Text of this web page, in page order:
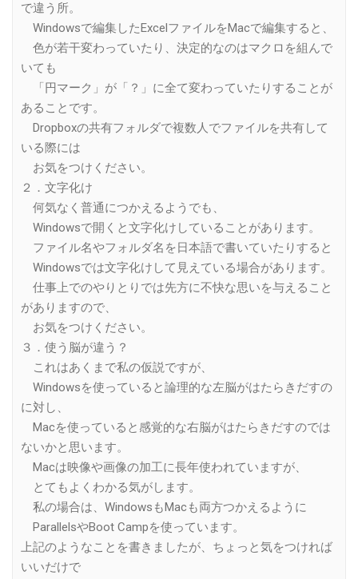
で違う所。
Windowsで編集したExcelファイルをMacで編集すると、
色が若干変わっていたり、決定的なのはマクロを組んで
いても
「円マーク」が「？」に全て変わっていたりすることが
あることです。
Dropboxの共有フォルダで複数人でファイルを共有して
いる際には
お気をつけください。
２．文字化け
何気なく普通につかえるようでも、
Windowsで開くと文字化けしていることがあります。
ファイル名やフォルダ名を日本語で書いていたりすると
Windowsでは文字化けして見えている場合があります。
仕事上でのやりとりでは先方に不快な思いを与えること
がありますので、
お気をつけください。
３．使う脳が違う？
これはあくまで私の仮説ですが、
Windowsを使っていると論理的な左脳がはたらきだすの
に対し、
Macを使っていると感覚的な右脳がはたらきだすのでは
ないかと思います。
Macは映像や画像の加工に長年使われていますが、
とてもよくわかる気がします。
私の場合は、WindowsもMacも両方つかえるように
ParallelsやBoot Campを使っています。
上記のようなことを書きましたが、ちょっと気をつければ
いいだけで